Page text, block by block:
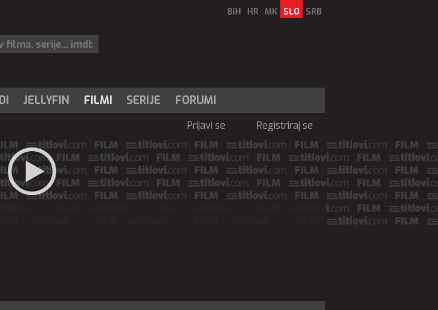
BiH HR MK SLO SRB
JELLYFIN FILMI SERIJE FORUMI
Prijavi se Registriraj se